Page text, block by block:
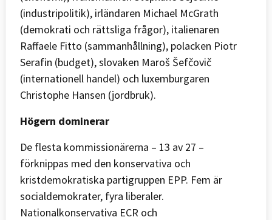
(industripolitik), irländaren Michael McGrath
(demokrati och rättsliga frågor), italienaren
Raffaele Fitto (sammanhållning), polacken Piotr
Serafin (budget), slovaken Maroš Šefčovič
(internationell handel) och luxemburgaren
Christophe Hansen (jordbruk).
Högern dominerar
De flesta kommissionärerna – 13 av 27 –
förknippas med den konservativa och
kristdemokratiska partigruppen EPP. Fem är
socialdemokrater, fyra liberaler.
Nationalkonservativa ECR och